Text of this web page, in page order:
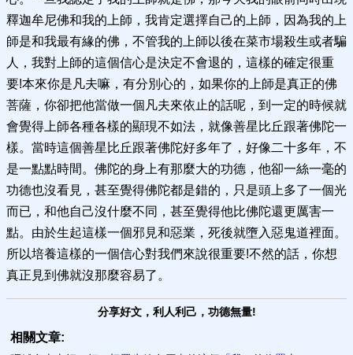
釋迦牟尼佛和我的上師，我肯定選擇自己的上師，因為我的上
師是和我最有緣的佛，不管我的上師以後在菜市場殺生或者騙
人，我對上師的這個信心是決定不會退的，這樣的確定很重
要!本來你是凡夫嘛，有分別心的，如果你的上師是真正的佛
菩薩，你卻把他當做一個凡夫來依止的話呢，到一定的時候就
會覺得上師各種各樣的顯現不如法，就像善星比丘跟著佛陀一
樣。當時這個善星比丘跟著佛陀好多年了，好像二十多年，不
是一點點時間。佛陀的身上有那麼大的功德，他卻一絲一毫的
功德也沒看見，甚至覺得佛陀都是錯的，只是頭上多了一個光
而已，和他自己沒什麼不同，甚至覺得他比佛陀還更厲害一
點。由於生起這樣一個邪見和惡業，死後就墮入惡鬼道裡面。
所以培養這樣的一個信心對我們來說很重要!不然的話，你想
真正見到佛就沒那麼容易了。
分享好文，利人利己，功德無量!
相關文章: